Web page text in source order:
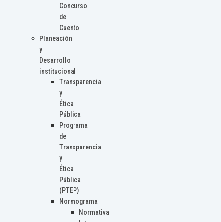
Concurso
de
Cuento
Planeación
y
Desarrollo
institucional
Transparencia
y
Ética
Pública
Programa
de
Transparencia
y
Ética
Pública
(PTEP)
Normograma
Normativa